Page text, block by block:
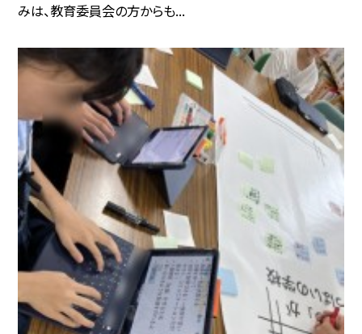
みは、教育委員会の方からも...